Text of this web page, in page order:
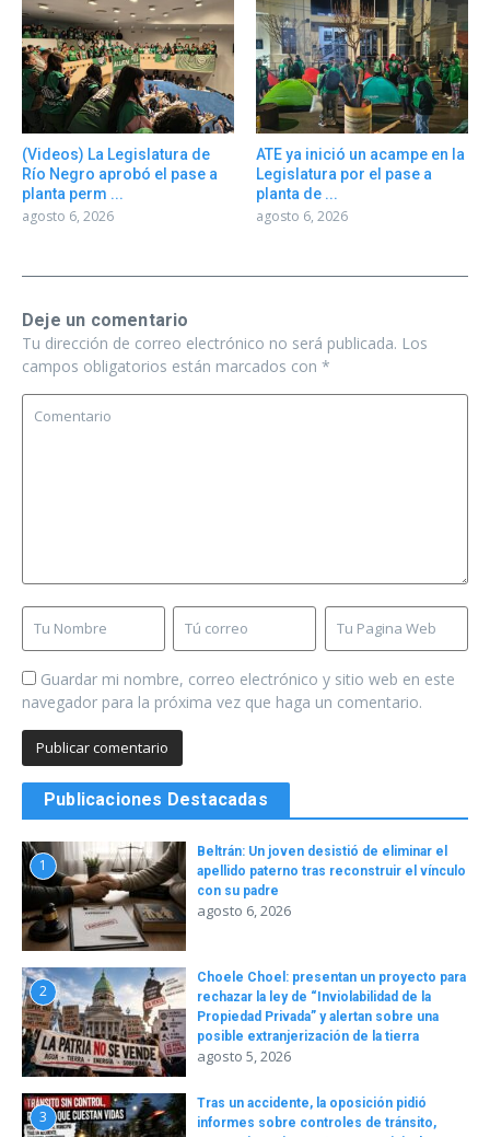
(Videos) La Legislatura de
Río Negro aprobó el pase a
planta perm ...
agosto 6, 2026
ATE ya inició un acampe en la
Legislatura por el pase a
planta de ...
agosto 6, 2026
Deje un comentario
Tu dirección de correo electrónico no será publicada. Los
campos obligatorios están marcados con *
Guardar mi nombre, correo electrónico y sitio web en este
navegador para la próxima vez que haga un comentario.
Publicaciones Destacadas
1
Beltrán: Un joven desistió de eliminar el
apellido paterno tras reconstruir el vínculo
con su padre
agosto 6, 2026
2
Choele Choel: presentan un proyecto para
rechazar la ley de “Inviolabilidad de la
Propiedad Privada” y alertan sobre una
posible extranjerización de la tierra
agosto 5, 2026
3
Tras un accidente, la oposición pidió
informes sobre controles de tránsito,